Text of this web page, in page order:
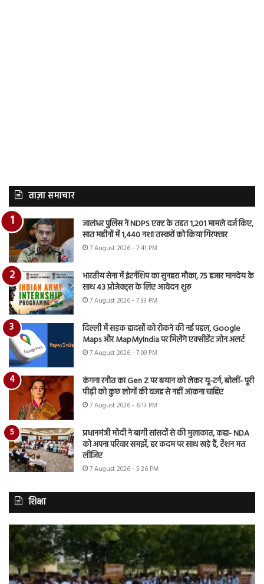
ताज़ा समाचार
जालंधर पुलिस ने NDPS एक्ट के तहत 1,201 मामले दर्ज किए,
सात महीनों में 1,440 नशा तस्करों को किया गिरफ्तार
7 August 2026 - 7:41 PM
भारतीय सेना में इंटर्नशिप का सुनहरा मौका, 75 हजार मानदेय के
साथ 43 प्रोजेक्ट्स के लिए आवेदन शुरू
7 August 2026 - 7:33 PM
दिल्ली में सड़क हादसों को रोकने की नई पहल, Google
Maps और MapMyIndia पर मिलेंगे एक्सीडेंट जोन अलर्ट
7 August 2026 - 7:09 PM
कंगना रनौत का Gen Z पर बयान को लेकर यू-टर्न, बोलीं- पूरी
पीढ़ी को कुछ लोगों की वजह से नहीं आंकना चाहिए
7 August 2026 - 6:13 PM
प्रधानमंत्री मोदी ने बागी सांसदों से की मुलाकात, कहा- NDA
को अपना परिवार समझें, हर कदम पर साथ खड़े हैं, टेंशन मत
लीजिए
7 August 2026 - 5:26 PM
शिक्षा